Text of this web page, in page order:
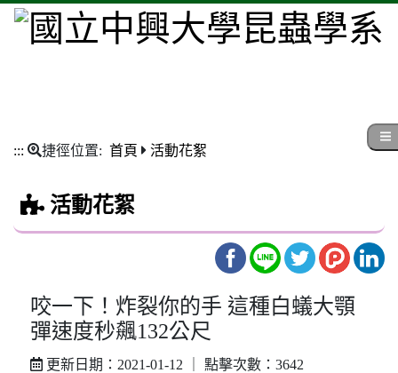
::: 捷徑位置: 首頁 活動花絮
活動花絮
咬一下！炸裂你的手 這種白蟻大顎
彈速度秒飆132公尺
更新日期：2021-01-12 ｜ 點擊次數：3642